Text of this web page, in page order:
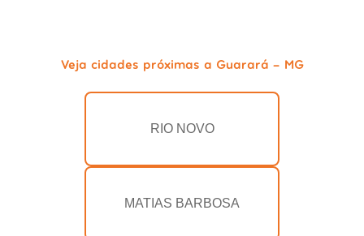
Veja cidades próximas a Guarará - MG
RIO NOVO
MATIAS BARBOSA